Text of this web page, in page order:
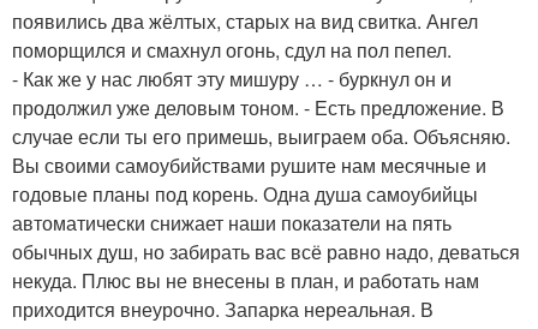
появились два жёлтых, старых на вид свитка. Ангел
поморщился и смахнул огонь, сдул на пол пепел.
- Как же у нас любят эту мишуру … - буркнул он и
продолжил уже деловым тоном. - Есть предложение. В
случае если ты его примешь, выиграем оба. Объясняю.
Вы своими самоубийствами рушите нам месячные и
годовые планы под корень. Одна душа самоубийцы
автоматически снижает наши показатели на пять
обычных душ, но забирать вас всё равно надо, деваться
некуда. Плюс вы не внесены в план, и работать нам
приходится внеурочно. Запарка нереальная. В